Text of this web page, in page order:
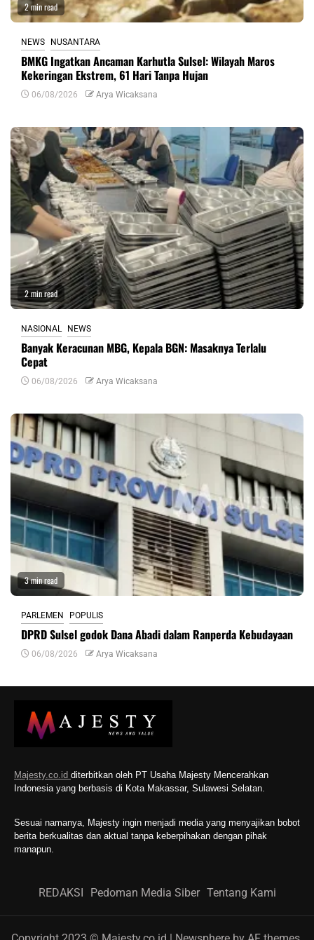
2 min read
NEWS NUSANTARA
BMKG Ingatkan Ancaman Karhutla Sulsel: Wilayah Maros
Kekeringan Ekstrem, 61 Hari Tanpa Hujan
06/08/2026 Arya Wicaksana
2 min read
NASIONAL NEWS
Banyak Keracunan MBG, Kepala BGN: Masaknya Terlalu
Cepat
06/08/2026 Arya Wicaksana
3 min read
PARLEMEN POPULIS
DPRD Sulsel godok Dana Abadi dalam Ranperda Kebudayaan
06/08/2026 Arya Wicaksana
Majesty.co.id diterbitkan oleh PT Usaha Majesty Mencerahkan
Indonesia yang berbasis di Kota Makassar, Sulawesi Selatan.
Sesuai namanya, Majesty ingin menjadi media yang menyajikan bobot
berita berkualitas dan aktual tanpa keberpihakan dengan pihak
manapun.
REDAKSI Pedoman Media Siber Tentang Kami